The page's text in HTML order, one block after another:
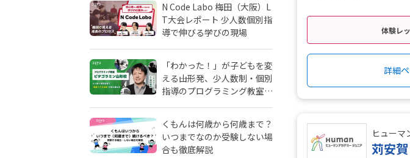
N Code Labo 梅田（大阪）L
T大会レポート 少人数個別指
導で伸びる学びの現場
「わかった！」が子どもを変
える――山形発、少人数制・個別
指導のプログラミング教室
くもんは何歳から何歳まで？
いつまでなのか受験しない場
合も徹底解説
体験レ
詳細
ヒューマ
苅安賀